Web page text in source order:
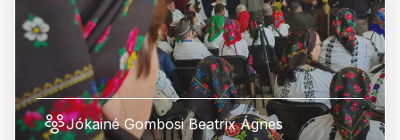
Jókainé Gombosi Beatrix Ágnes